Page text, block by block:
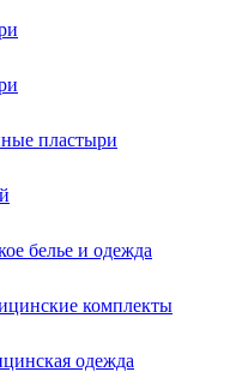
пластыри
белье и одежда
комплекты
одежда